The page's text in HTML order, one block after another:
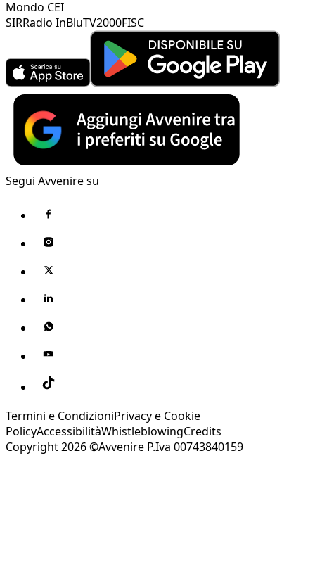
Mondo CEI
SIRRadio InBluTV2000FISC
Segui Avvenire su
Termini e CondizioniPrivacy e Cookie
PolicyAccessibilitàWhistleblowingCredits
Copyright 2026 ©Avvenire P.Iva 00743840159